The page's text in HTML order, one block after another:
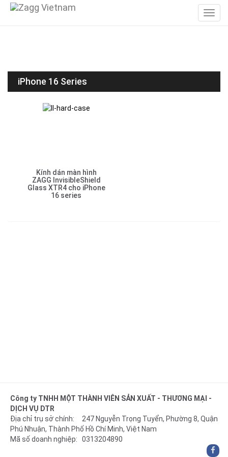
iPhone 16 Series
Kính dán màn hình
ZAGG InvisibleShield
Glass XTR4 cho iPhone
16 series
Công ty TNHH MỘT THÀNH VIÊN SẢN XUẤT - THƯƠNG MẠI -
DỊCH VỤ DTR
Địa chỉ trụ sở chính: 247 Nguyễn Trọng Tuyển, Phường 8, Quận
Phú Nhuận, Thành Phố Hồ Chí Minh, Việt Nam
Mã số doanh nghiệp: 0313204890